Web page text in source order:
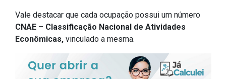
Vale destacar que cada ocupação possui um número
CNAE – Classificação Nacional de Atividades
Econômicas, vinculado a mesma.